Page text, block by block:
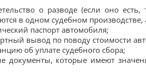
о разводе (если оно
в одном судебном
паспорт автомобиля;
вывод по поводу стоимости
об уплате судебного сбора;
документы, которые имеют